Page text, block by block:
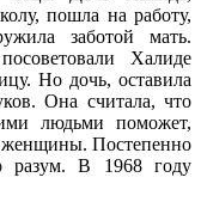
пошла на работу,
заботой мать.
Халиде
Но дочь, оставила
Она считала, что
людьми поможет,
женщины. Постепенно
разум. В 1968 году